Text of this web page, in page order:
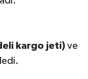
kargo jeti)ve